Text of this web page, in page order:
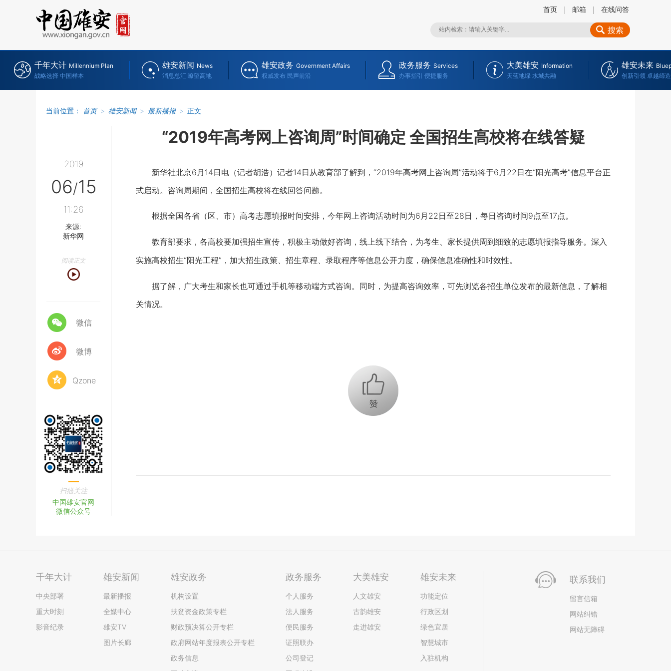
首页 邮箱 在线问答
搜索
千年大计 Millennium Plan
战略选择 中国样本
雄安新闻 News
消息总汇 瞭望高地
雄安政务 Government Affairs
权威发布 民声前沿
政务服务 Services
办事指引 便捷服务
大美雄安 Information
天蓝地绿 水城共融
雄安未来
创新引领 卓越缔造
当前位置： 首页 > 雄安新闻 > 最新播报 > 正文
2019
06/15
11:26
来源:
新华网
阅读正文
微信
微博
Qzone
扫描关注
中国雄安官网
微信公众号
“2019年高考网上咨询周”时间确定 全国招生高校将在线答疑
新华社北京6月14日电（记者胡浩）记者14日从教育部了解到，“2019年高考网上咨询周”活动将于6月22日在“阳光高考”信息平台正
式启动。咨询周期间，全国招生高校将在线回答问题。
根据全国各省（区、市）高考志愿填报时间安排，今年网上咨询活动时间为6月22日至28日，每日咨询时间9点至17点。
教育部要求，各高校要加强招生宣传，积极主动做好咨询，线上线下结合，为考生、家长提供周到细致的志愿填报指导服务。深入
实施高校招生“阳光工程”，加大招生政策、招生章程、录取程序等信息公开力度，确保信息准确性和时效性。
据了解，广大考生和家长也可通过手机等移动端方式咨询。同时，为提高咨询效率，可先浏览各招生单位发布的最新信息，了解相
关情况。
+1
千年大计
中央部署
重大时刻
影音纪录
雄安新闻
最新播报
全媒中心
雄安TV
图片长廊
雄安政务
机构设置
扶贫资金政策专栏
财政预决算公开专栏
政府网站年度报表公开专栏
政务信息
政务服务
个人服务
法人服务
便民服务
证照联办
公司登记
大美雄安
人文雄安
古韵雄安
走进雄安
雄安未来
功能定位
行政区划
绿色宜居
智慧城市
入驻机构
联系我们
留言信箱
网站纠错
网站无障碍